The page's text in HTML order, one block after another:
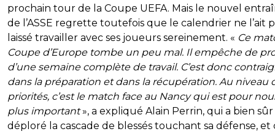
prochain tour de la Coupe UEFA. Mais le nouvel
de l’ASSE regrette toutefois que le calendrier ne l’ait
laissé travailler avec ses joueurs sereinement. « Ce
Coupe d’Europe tombe un peu mal. Il empêche de
d’une semaine complète de travail. C’est donc
dans la préparation et dans la récupération. Au niveau
priorités, c’est le match face au Nancy qui est pour
plus important», a expliqué Alain Perrin, qui a bien sûr
déploré la cascade de blessés touchant sa défense, et